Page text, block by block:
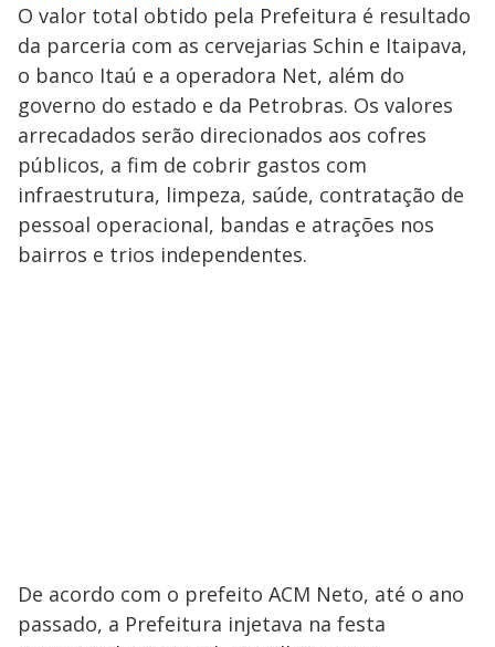
O valor total obtido pela Prefeitura é resultado
da parceria com as cervejarias Schin e Itaipava,
o banco Itaú e a operadora Net, além do
governo do estado e da Petrobras. Os valores
arrecadados serão direcionados aos cofres
públicos, a fim de cobrir gastos com
infraestrutura, limpeza, saúde, contratação de
pessoal operacional, bandas e atrações nos
bairros e trios independentes.
De acordo com o prefeito ACM Neto, até o ano
passado, a Prefeitura injetava na festa